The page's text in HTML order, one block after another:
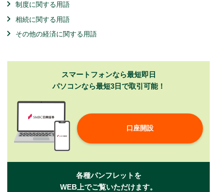
制度に関する用語
相続に関する用語
その他の経済に関する用語
スマートフォンなら最短即日
パソコンなら最短3日で取引可能！
口座開設
各種パンフレットを
WEB上でご覧いただけます。